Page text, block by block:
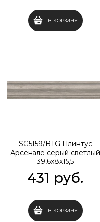
В КОРЗИНУ
SG5159/BTG Плинтус
Арсенале серый светлый
39,6х8х15,5
431 руб.
В КОРЗИНУ